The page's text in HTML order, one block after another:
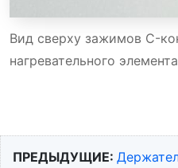
Вид сверху зажимов C-
нагревательного
ПРЕДЫДУЩИЕ: